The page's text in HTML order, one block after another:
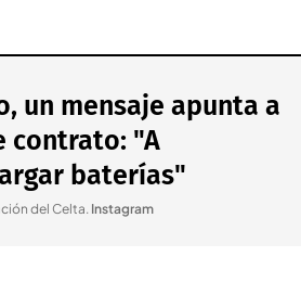
un mensaje apunta a
contrato: "A
baterías"
del Celta. Instagram